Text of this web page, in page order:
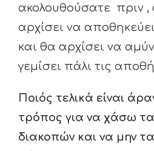
ακολουθούσατε πριν
αρχίσει να
και θα αρχίσει να
γεμίσει πάλι τις
Ποιός τελικά είναι
τρόπος για να χάσω
διακοπών και να μην